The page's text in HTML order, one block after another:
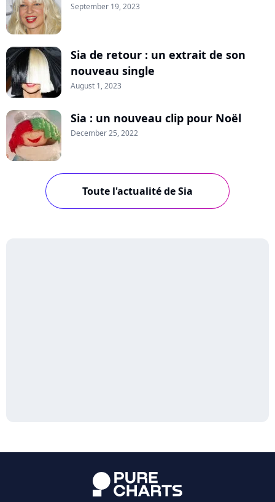
September 19, 2023
Sia de retour : un extrait de son
nouveau single
August 1, 2023
Sia : un nouveau clip pour Noël
December 25, 2022
Toute l'actualité de Sia